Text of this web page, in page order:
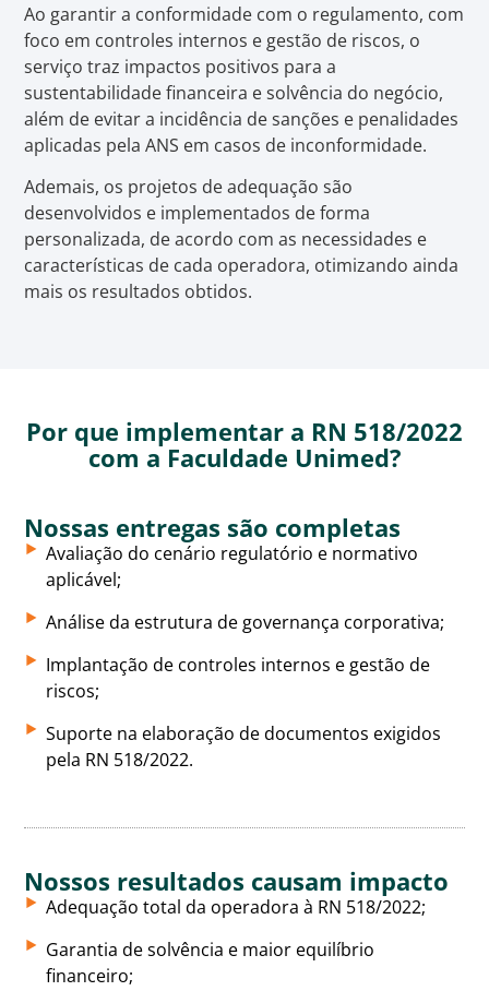
Ao garantir a conformidade com o regulamento, com
foco em controles internos e gestão de riscos, o
serviço traz impactos positivos para a
sustentabilidade financeira e solvência do negócio,
além de evitar a incidência de sanções e penalidades
aplicadas pela ANS em casos de inconformidade.
Ademais, os projetos de adequação são
desenvolvidos e implementados de forma
personalizada, de acordo com as necessidades e
características de cada operadora, otimizando ainda
mais os resultados obtidos.
Por que implementar a RN 518/2022
com a Faculdade Unimed?
Nossas entregas são completas
Avaliação do cenário regulatório e normativo
aplicável;
Análise da estrutura de governança corporativa;
Implantação de controles internos e gestão de
riscos;
Suporte na elaboração de documentos exigidos
pela RN 518/2022.
Nossos resultados causam impacto
Adequação total da operadora à RN 518/2022;
Garantia de solvência e maior equilíbrio
financeiro;